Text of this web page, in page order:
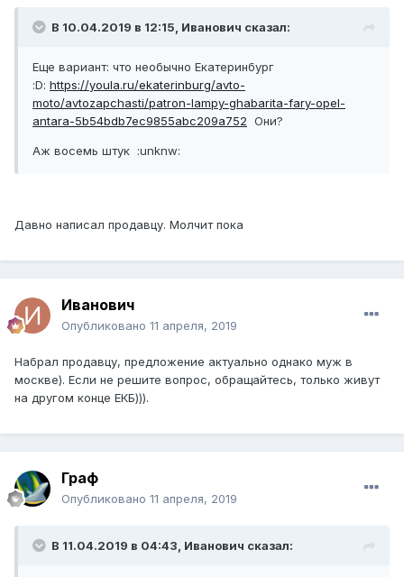
В 10.04.2019 в 12:15, Иванович сказал:
Еще вариант: что необычно Екатеринбург
:D: https://youla.ru/ekaterinburg/avto-
moto/avtozapchasti/patron-lampy-ghabarita-fary-opel-
antara-5b54bdb7ec9855abc209a752 Они?
Аж восемь штук :unknw:
Давно написал продавцу. Молчит пока
Иванович
Опубликовано 11 апреля, 2019
Набрал продавцу, предложение актуально однако муж в
москве). Если не решите вопрос, обращайтесь, только живут
на другом конце ЕКБ))).
Граф
Опубликовано 11 апреля, 2019
В 11.04.2019 в 04:43, Иванович сказал: